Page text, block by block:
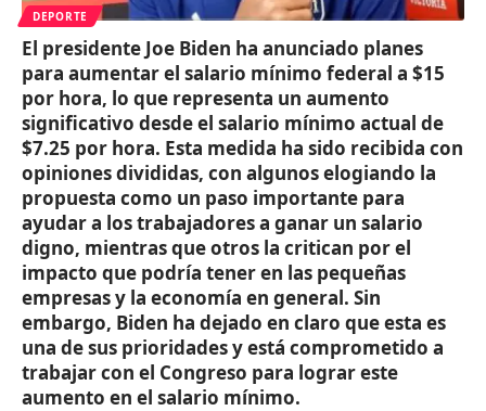
DEPORTE
El presidente Joe Biden ha anunciado planes
para aumentar el salario mínimo federal a $15
por hora, lo que representa un aumento
significativo desde el salario mínimo actual de
$7.25 por hora. Esta medida ha sido recibida con
opiniones divididas, con algunos elogiando la
propuesta como un paso importante para
ayudar a los trabajadores a ganar un salario
digno, mientras que otros la critican por el
impacto que podría tener en las pequeñas
empresas y la economía en general. Sin
embargo, Biden ha dejado en claro que esta es
una de sus prioridades y está comprometido a
trabajar con el Congreso para lograr este
aumento en el salario mínimo.